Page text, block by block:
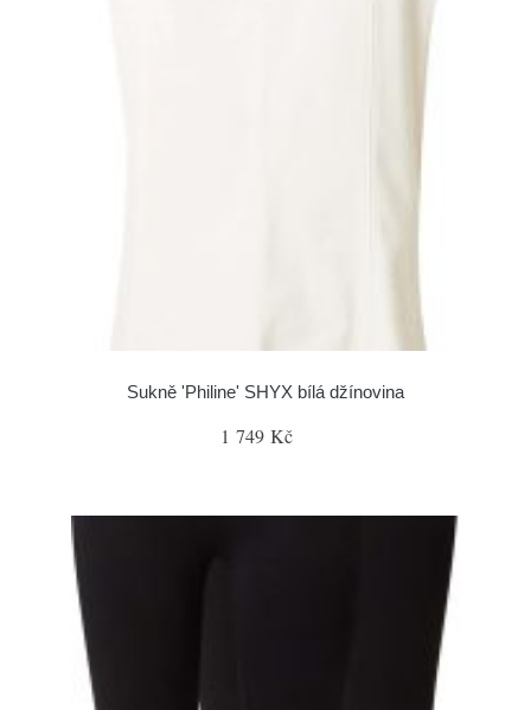
Sukně 'Philine' SHYX bílá džínovina
1 749 Kč